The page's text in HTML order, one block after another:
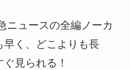
ニュースの全編ノーカ
早く、どこよりも長
見られる！